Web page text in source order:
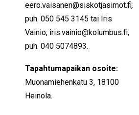
eero.vaisanen@siskotjasimot.fi,
puh. 050 545 3145 tai Iris
Vainio, iris.vainio@kolumbus.fi,
puh. 040 5074893.
Tapahtumapaikan osoite:
Muonamiehenkatu 3, 18100
Heinola.